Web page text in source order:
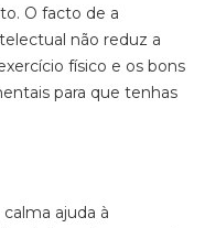
O facto de a
não reduz a
físico e os bons
para que tenhas
ajuda à